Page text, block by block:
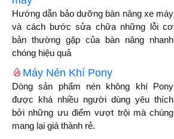
Hướng dẫn bảo dưỡng bàn nâng xe máy
và cách bước sửa chữa những lỗi cơ
bản thường gặp của bàn nâng nhanh
chóng hiệu quả
Máy Nén Khí Pony
Dòng sản phẩm nén không khí Pony
được khá nhiều người dùng yêu thích
bởi những ưu điểm vượt trội mà chúng
mang lại giá thành rẻ.